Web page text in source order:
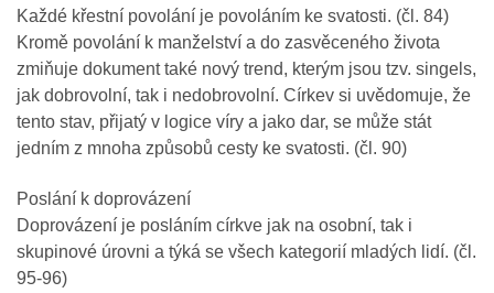
Každé křestní povolání je povoláním ke svatosti. (čl. 84)
Kromě povolání k manželství a do zasvěceného života
zmiňuje dokument také nový trend, kterým jsou tzv. singels,
jak dobrovolní, tak i nedobrovolní. Církev si uvědomuje, že
tento stav, přijatý v logice víry a jako dar, se může stát
jedním z mnoha způsobů cesty ke svatosti. (čl. 90)
Poslání k doprovázení
Doprovázení je posláním církve jak na osobní, tak i
skupinové úrovni a týká se všech kategorií mladých lidí. (čl.
95-96)